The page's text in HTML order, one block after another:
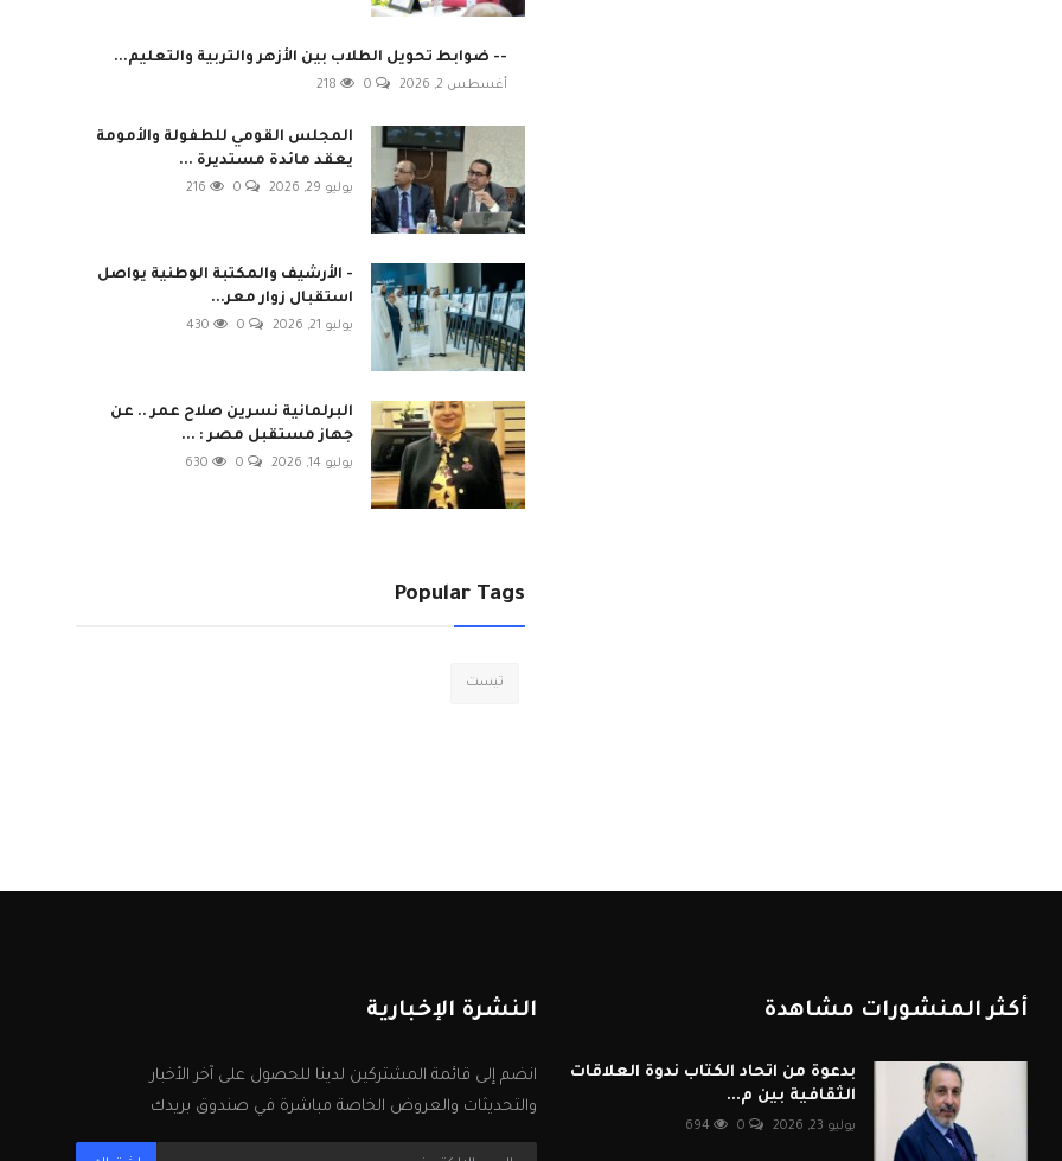
-- ضوابط تحويل الطلاب بين الأزهر والتربية والتعليم...
أغسطس 2, 2026 0
218
المجلس القومي للطفولة والأمومة
يعقد مائدة مستديرة ...
يوليو 29, 2026 0
216
- الأرشيف والمكتبة الوطنية يواصل
استقبال زوار معر...
يوليو 21, 2026 0
430
البرلمانية نسرين صلاح عمر .. عن
جهاز مستقبل مصر : ...
يوليو 14, 2026 0
630
Popular Tags
تيست
أكثر المنشورات مشاهدة
بدعوة من اتحاد الكتاب ندوة العلاقات
الثقافية بين م...
يوليو 23, 2026 694
النشرة الإخبارية
انضم إلى قائمة المشتركين لدينا للحصول على آخر الأخبار
والتحديثات والعروض الخاصة مباشرة في صندوق بريدك